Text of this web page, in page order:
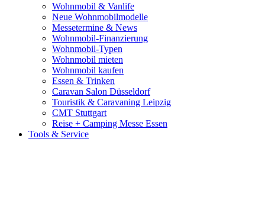
Wohnmobil & Vanlife
Neue Wohnmobilmodelle
Messetermine & News
Wohnmobil-Finanzierung
Wohnmobil-Typen
Wohnmobil mieten
Wohnmobil kaufen
Essen & Trinken
Caravan Salon Düsseldorf
Touristik & Caravaning Leipzig
CMT Stuttgart
Reise + Camping Messe Essen
Tools & Service